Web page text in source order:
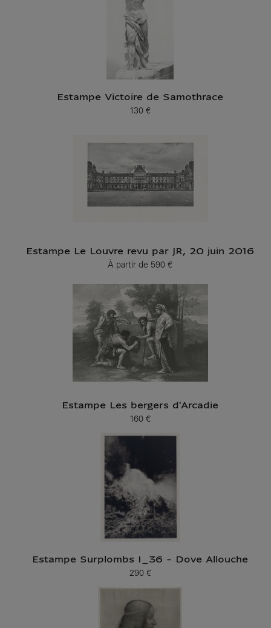
Estampe Victoire de Samothrace
Prix ​​actuel
130 €
Estampe Le Louvre revu par JR, 20 juin 2016
À partir dePrix ​​actuel
590 €
Estampe Les bergers d'Arcadie
Prix ​​actuel
160 €
Estampe Surplombs I_36 - Dove Allouche
Prix ​​actuel
290 €